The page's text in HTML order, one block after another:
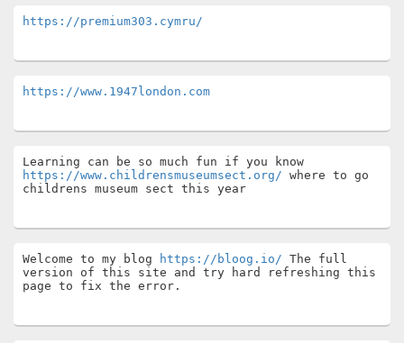
https://premium303.cymru/
https://www.1947london.com
https://www.childrensmuseumsect.org/ where to go
childrens museum sect this year
Welcome to my blog https://bloog.io/ The full
version of this site and try hard refreshing this
page to fix the error.